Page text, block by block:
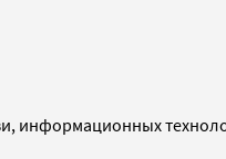
информационных